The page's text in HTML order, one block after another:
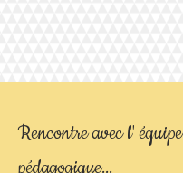
Rencontre avec l' équipe
pédagogique...